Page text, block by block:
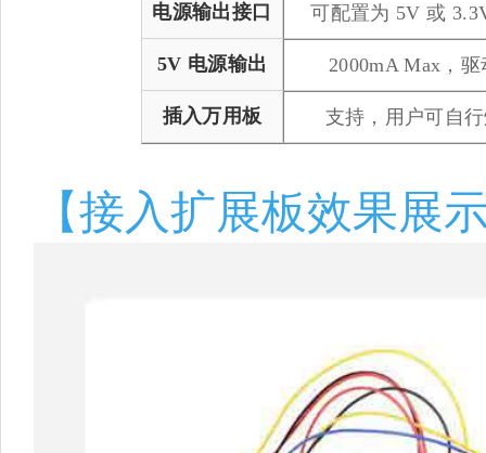
电源输出接口 可配置为 5V 或
5V 电源输出 2000mA Max，
插入万用板 支持，用户可自
【接入扩展板效果展